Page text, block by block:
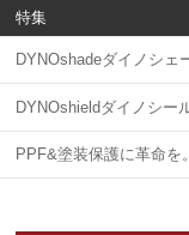
特集
DYNOshadeダイノシェ
DYNOshieldダイノシー
PPF&塗装保護に革命を